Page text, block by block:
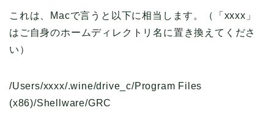
これは、Macで言うと以下に相当します。（「xxxx」
はご自身のホームディレクトリ名に置き換えてくださ
い）
/Users/xxxx/.wine/drive_c/Program Files
(x86)/Shellware/GRC